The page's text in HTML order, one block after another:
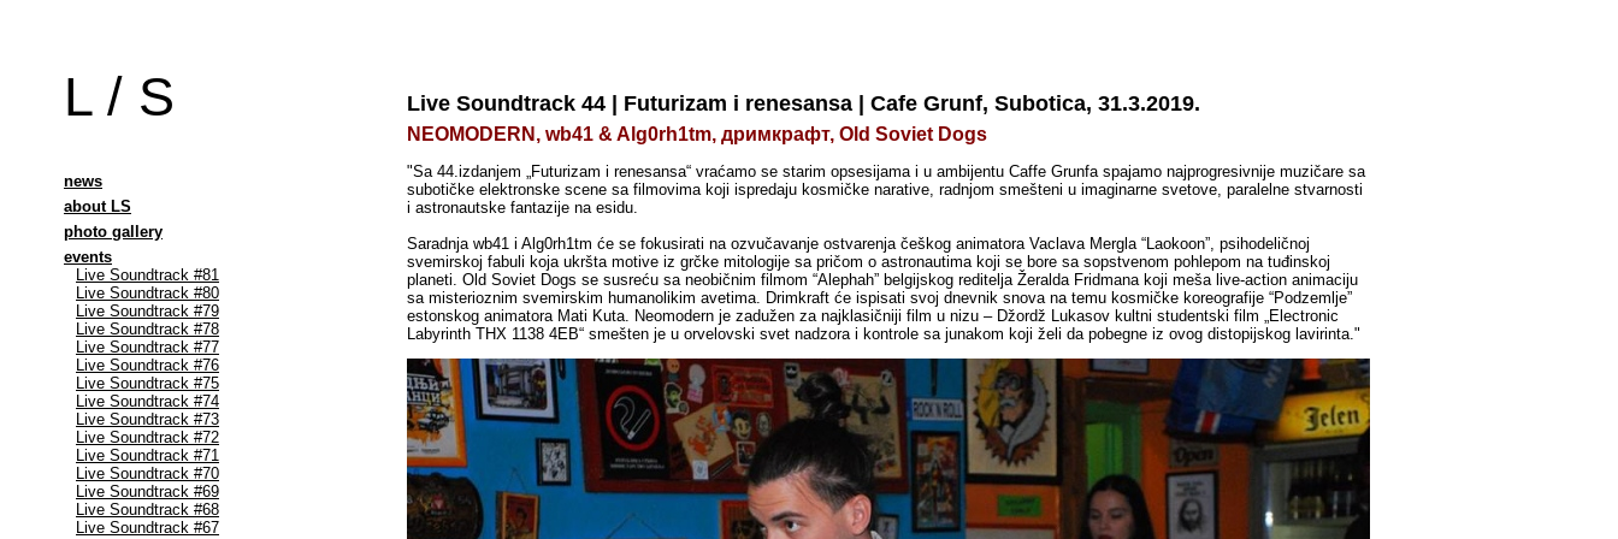
L / S
news
about LS
photo gallery
events
Live Soundtrack #81
Live Soundtrack #80
Live Soundtrack #79
Live Soundtrack #78
Live Soundtrack #77
Live Soundtrack #76
Live Soundtrack #75
Live Soundtrack #74
Live Soundtrack #73
Live Soundtrack #72
Live Soundtrack #71
Live Soundtrack #70
Live Soundtrack #69
Live Soundtrack #68
Live Soundtrack #67
Live Soundtrack 44 | Futurizam i renesansa | Cafe Grunf, Subotica, 31.3.2019.
NEOMODERN, wb41 & Alg0rh1tm, дримкрафт, Old Soviet Dogs
"Sa 44.izdanjem „Futurizam i renesansa“ vraćamo se starim opsesijama i u ambijentu Caffe Grunfa spajamo najprogresivnije muzičare sa
subotičke elektronske scene sa filmovima koji ispredaju kosmičke narative, radnjom smešteni u imaginarne svetove, paralelne stvarnosti
i astronautske fantazije na esidu.
Saradnja wb41 i Alg0rh1tm će se fokusirati na ozvučavanje ostvarenja češkog animatora Vaclava Mergla “Laokoon”, psihodeličnoj
svemirskoj fabuli koja ukršta motive iz grčke mitologije sa pričom o astronautima koji se bore sa sopstvenom pohlepom na tuđinskoj
planeti. Old Soviet Dogs se susreću sa neobičnim filmom “Alephah” belgijskog reditelja Žeralda Fridmana koji meša live-action animaciju
sa misterioznim svemirskim humanolikim avetima. Drimkraft će ispisati svoj dnevnik snova na temu kosmičke koreografije “Podzemlje”
estonskog animatora Mati Kuta. Neomodern je zadužen za najklasičniji film u nizu – Džordž Lukasov kultni studentski film „Electronic
Labyrinth THX 1138 4EB“ smešten je u orvelovski svet nadzora i kontrole sa junakom koji želi da pobegne iz ovog distopijskog lavirinta."